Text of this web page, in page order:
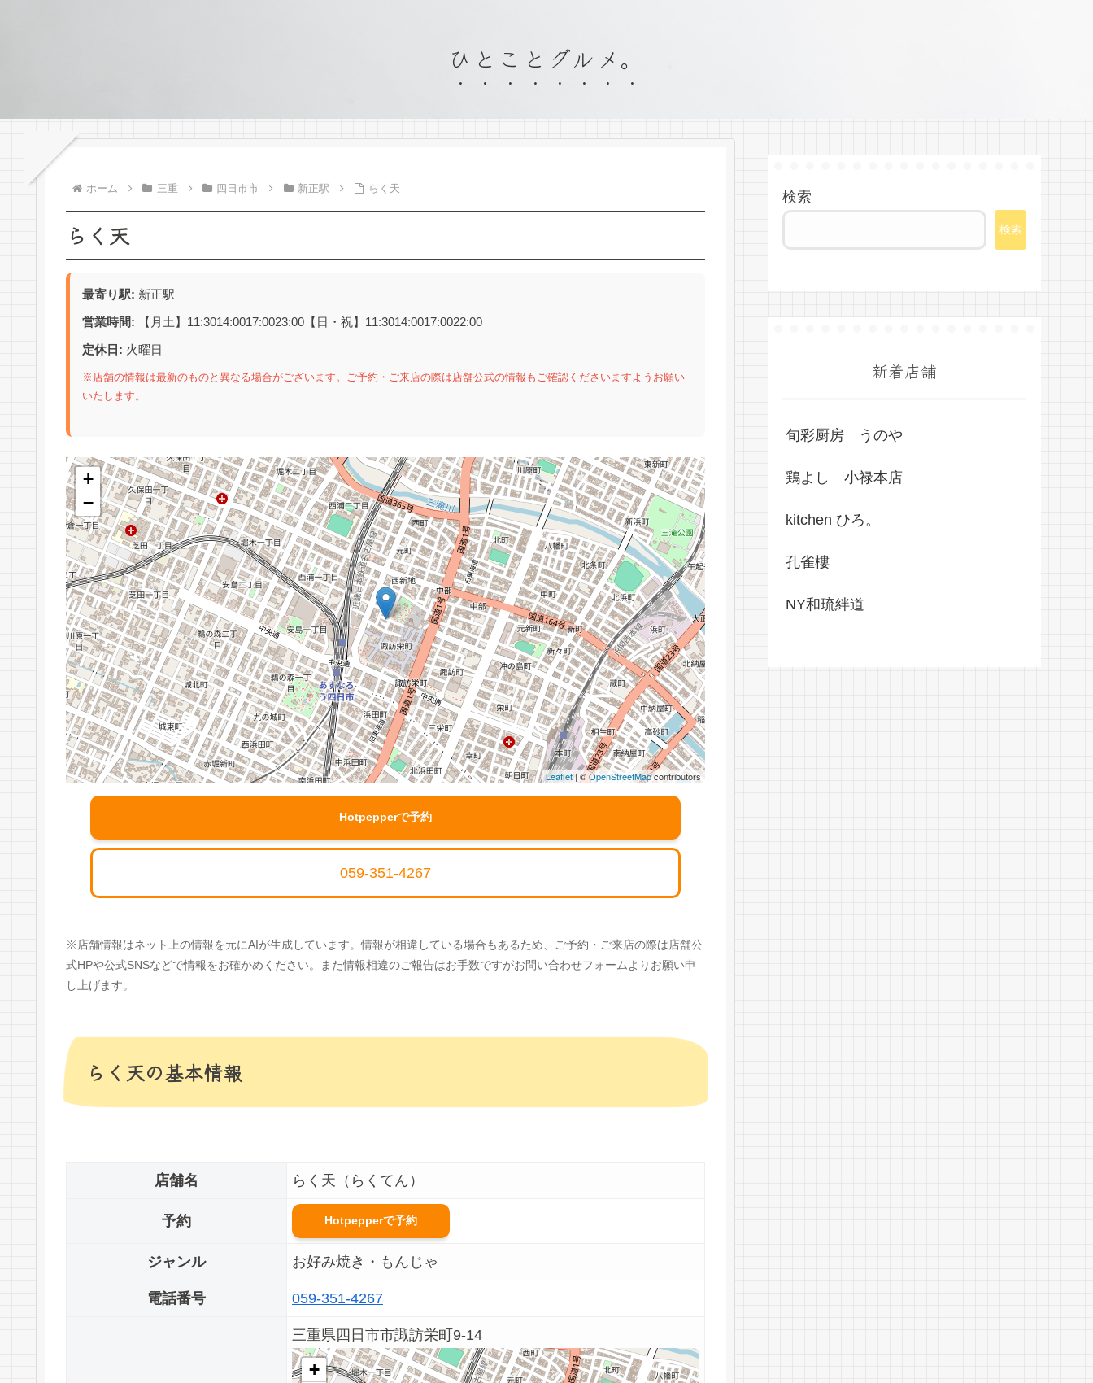
ひとことグルメ。
ホーム 三重 四日市市 新正駅 らく天
らく天
最寄り駅: 新正駅
営業時間: 【月土】11:3014:0017:0023:00【日・祝】11:3014:0017:0022:00
定休日: 火曜日
※店舗の情報は最新のものと異なる場合がございます。ご予約・ご来店の際は店舗公式の情報もご確認くださいますようお願い
いたします。
+
−
Leaflet | ©OpenStreetMapcontributors
Hotpepperで予約
059-351-4267
※店舗情報はネット上の情報を元にAIが生成しています。情報が相違している場合もあるため、ご予約・ご来店の際は店舗公
式HPや公式SNSなどで情報をお確かめください。また情報相違のご報告はお手数ですがお問い合わせフォームよりお願い申
し上げます。
らく天の基本情報
店舗名 らく天（らくてん）
予約 Hotpepperで予約
ジャンル お好み焼き・もんじゃ
電話番号 059-351-4267
三重県四日市市諏訪栄町9-14
+
検索
検索
新着店舗
旬彩厨房 うのや
鶏よし 小禄本店
kitchen ひろ。
孔雀樓
NY和琉絆道